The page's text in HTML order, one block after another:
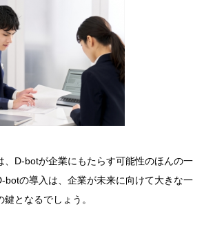
、D-botが企業にもたらす可能性のほんの一
botの導入は、企業が未来に向けて大きな一
となるでしょう。